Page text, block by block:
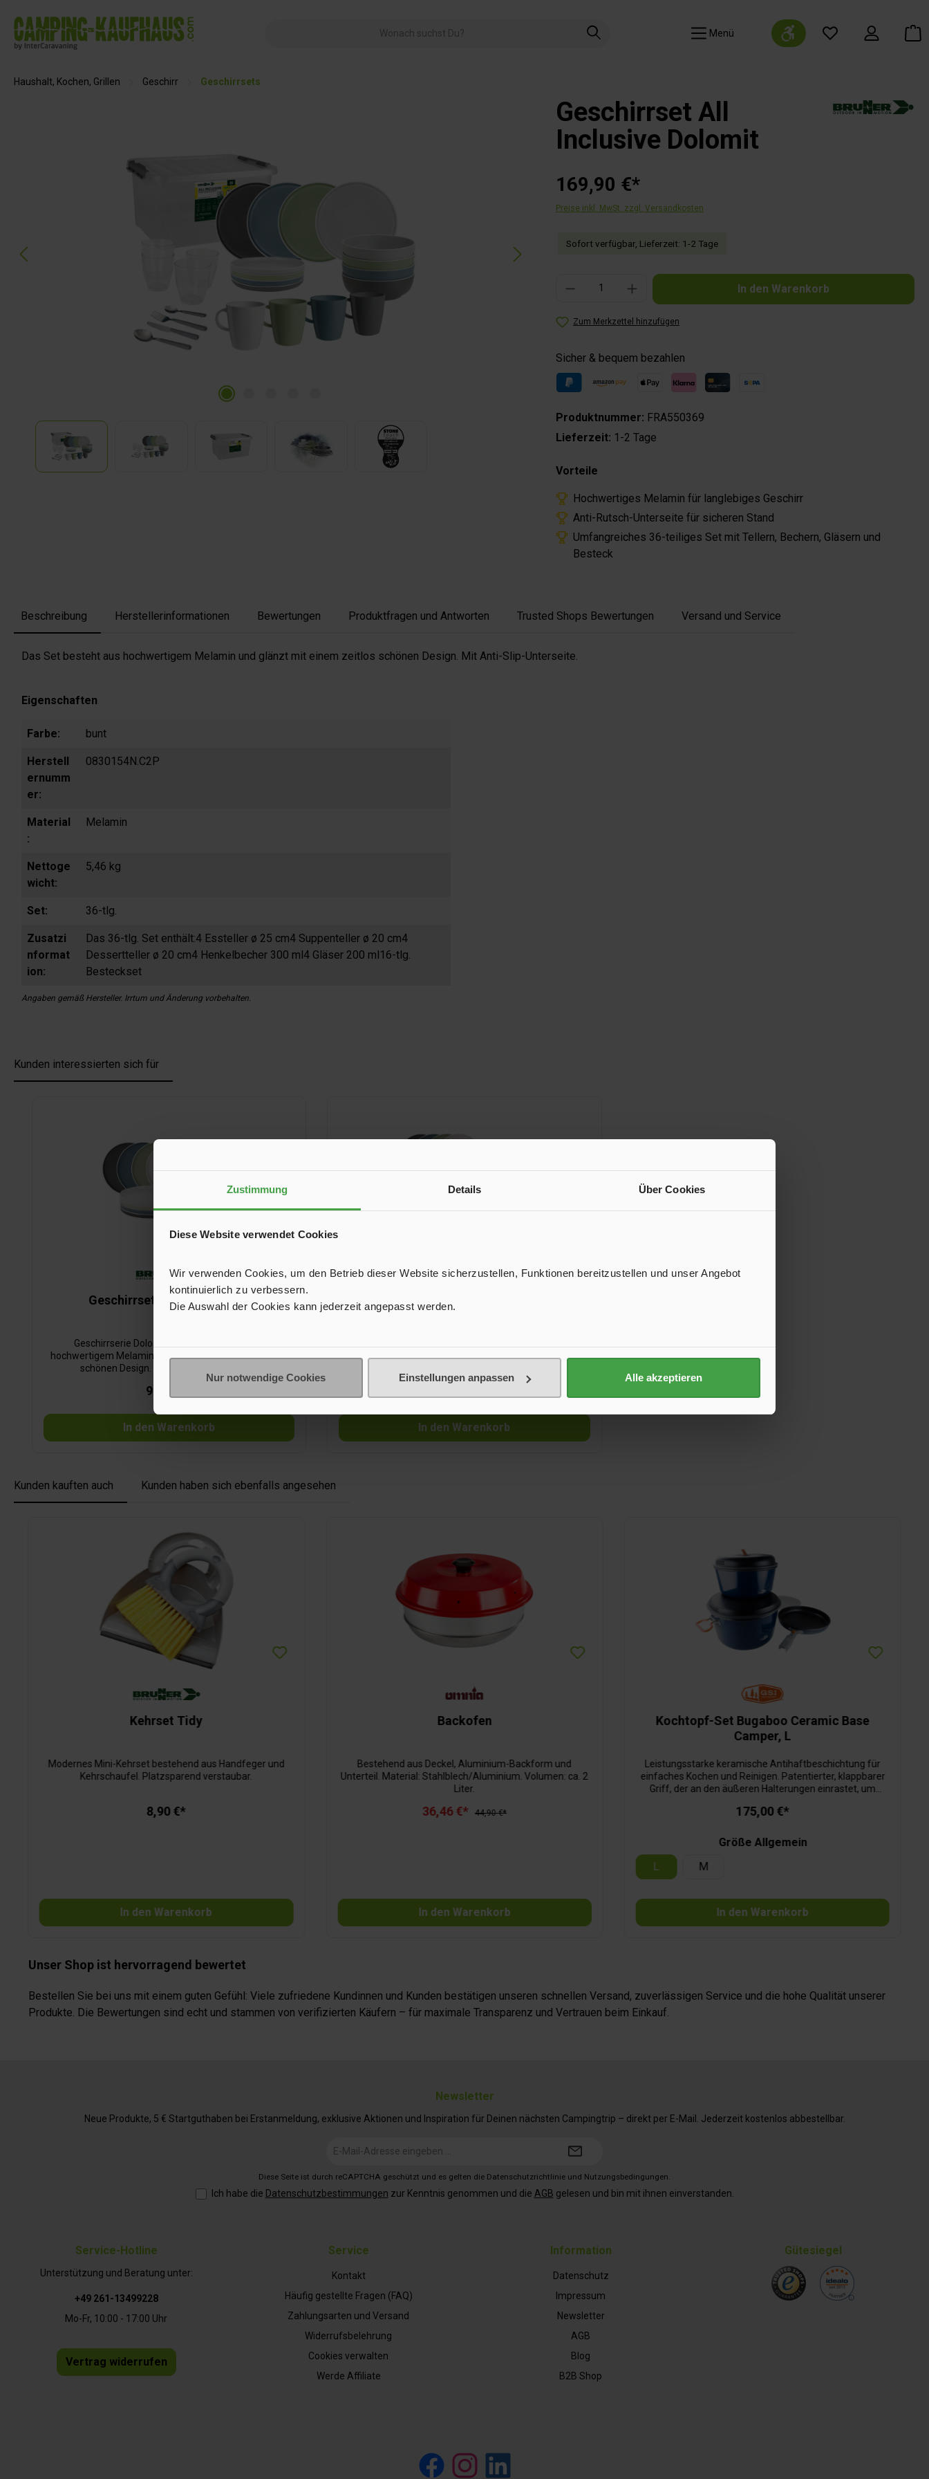
Zustimmung Details Über Cookies
Diese Website verwendet Cookies
Wir verwenden Cookies, um den Betrieb dieser Website sicherzustellen, Funktionen bereitzustellen und unser Angebot
kontinuierlich zu verbessern.
Die Auswahl der Cookies kann jederzeit angepasst werden.
Nur notwendige Cookies Einstellungen anpassen Alle akzeptieren
Zur Hauptnavigation springen
Navigation Werkzeugleiste anzeigen
Haushalt, Kochen, Grillen Geschirr Geschirrsets
Geschirrset All
Inclusive Dolomit
169,90 €*
Preise inkl. MwSt. zzgl. Versandkosten
Sofort verfügbar, Lieferzeit: 1-2 Tage
Produkt Anzahl: Gib den gewünschten Wert ein oder benutze die Schaltflächen um die Anzahl
In den Warenkorb
Zum Merkzettel hinzufügen
Sicher & bequem bezahlen
Produktnummer: FRA550369
Lieferzeit: 1-2 Tage
Vorteile
Hochwertiges Melamin für langlebiges Geschirr
Anti-Rutsch-Unterseite für sicheren Stand
Umfangreiches 36-teiliges Set mit Tellern, Bechern, Gläsern und
Besteck
Beschreibung Herstellerinformationen Bewertungen Produktfragen und Antworten Trusted Shops Bewertungen Versand und Service
Das Set besteht aus hochwertigem Melamin und glänzt mit einem zeitlos schönen Design. Mit Anti-Slip-Unterseite.
Eigenschaften
Farbe: bunt
Herstell
ernumm
er:
0830154N.C2P
Material
:
Melamin
Nettoge
wicht:
5,46 kg
Set: 36-tlg.
Zusatzi
nformat
ion:
Das 36-tlg. Set enthält:4 Essteller ø 25 cm4 Suppenteller ø 20 cm4
Dessertteller ø 20 cm4 Henkelbecher 300 ml4 Gläser 200 ml16-tlg.
Besteckset
Angaben gemäß Hersteller. Irrtum und Änderung vorbehalten.
Kunden interessierten sich für
Geschirrset Midday Dolomit
Geschirrserie DolomitDie Sets bestehen aus
hochwertigem Melamin und glänzen mit einem zeitlos
schönen Design. Mit Anti-Slip-Unterseite.
99,90 €*
In den Warenkorb
Geschirrset Lunch Box Dolomit
mit einem zeitlos schönen Design. Mit Anti-Slip-
In den Warenkorb
Kunden kauften auch Kunden haben sich ebenfalls angesehen
Kehrset Tidy
Modernes Mini-Kehrset bestehend aus Handfeger und
Kehrschaufel. Platzsparend verstaubar.
8,90 €*
In den Warenkorb
Backofen
Bestehend aus Deckel, Aluminium-Backform und
Unterteil. Material: Stahlblech/Aluminium. Volumen: ca. 2
Liter.
36,46 €* 44,90 €*
In den Warenkorb
Kochtopf-Set Bugaboo Ceramic Base
Camper, L
Leistungsstarke keramische Antihaftbeschichtung für
einfaches Kochen und Reinigen. Patentierter, klappbarer
Griff, der an den äußeren Halterungen einrastet, um
des Kochens zu bieten. Bruchfester, hitzebeständiger
175,00 €*
Größe Allgemein
L
M
In den Warenkorb
Unser Shop ist hervorragend bewertet
Bestellen Sie bei uns mit einem guten Gefühl: Viele zufriedene Kundinnen und Kunden bestätigen unseren schnellen Versand, zuverlässigen Service und die hohe Qualität unserer
Produkte. Die Bewertungen sind echt und stammen von verifizierten Käufern – für maximale Transparenz und Vertrauen beim Einkauf.
Service-Hotline
Unterstützung und Beratung unter:
+49 261-13499228
Mo-Fr, 10:00 - 17:00 Uhr
Vertrag widerrufen
Service
Kontakt
Häufig gestellte Fragen (FAQ)
Zahlungsarten und Versand
Widerrufsbelehrung
Cookies verwalten
Werde Affiliate
Information
Datenschutz
Impressum
Newsletter
AGB
Blog
B2B Shop
Gütesiegel
Newsletter
Neue Produkte, 5 € Startguthaben bei Erstanmeldung, exklusive Aktionen und Inspiration für Deinen nächsten Campingtrip – direkt per E-Mail. Jederzeit kostenlos abbestellbar.
Mail-
Diese Seite ist durch reCAPTCHA geschützt und es gelten die Datenschutzrichtlinie und Nutzungsbedingungen.
Ich habe die Datenschutzbestimmungen zur Kenntnis genommen und die AGB gelesen und bin mit ihnen einverstanden.
FacebookInstagramLinkedIn